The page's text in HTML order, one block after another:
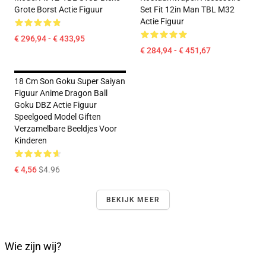
Grote Borst Actie Figuur
€ 296,94 - € 433,95
Set Fit 12in Man TBL M32
Actie Figuur
€ 284,94 - € 451,67
18 Cm Son Goku Super Saiyan
Figuur Anime Dragon Ball
Goku DBZ Actie Figuur
Speelgoed Model Giften
Verzamelbare Beeldjes Voor
Kinderen
€ 4,56$4.96
BEKIJK MEER
Wie zijn wij?